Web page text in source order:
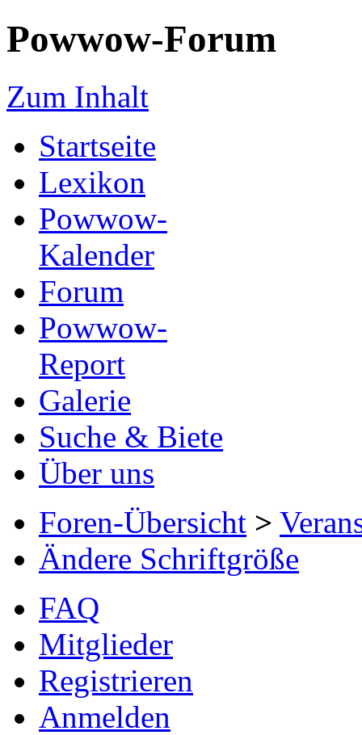
Powwow-Forum
Zum Inhalt
Startseite
Lexikon
Powwow-
Kalender
Forum
Powwow-
Report
Galerie
Suche & Biete
Über uns
Foren-Übersicht >
Ändere Schriftgröße
FAQ
Mitglieder
Registrieren
Anmelden